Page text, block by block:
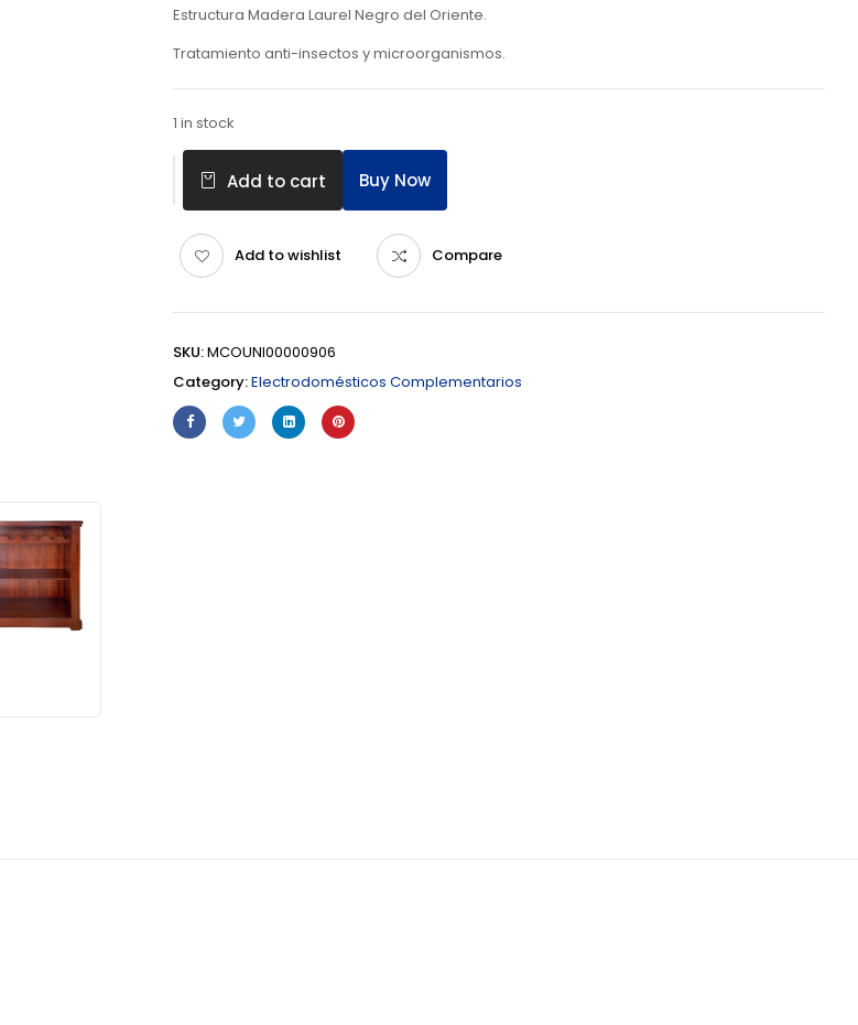
Estructura Madera Laurel Negro del Oriente.
Tratamiento anti-insectos y microorganismos.
1 in stock
Add to cart Buy Now
Add to wishlist Compare
SKU:MCOUNI00000906
Category:Electrodomésticos Complementarios